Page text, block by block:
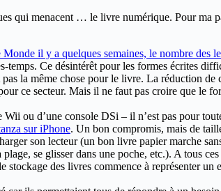
qui menacent … le livre numérique. Pour ma
Monde il y a quelques semaines, le nombre des
Ce désintérêt pour les formes écrites
la même chose pour le livre. La réduction
ce secteur. Mais il ne faut pas croire que le
ou d’une console DSi – il n’est pas pour
sur iPhone. Un bon compromis, mais de
son lecteur (un bon livre papier marche
se glisser dans une poche, etc.). A tous
des livres commence à représenter un